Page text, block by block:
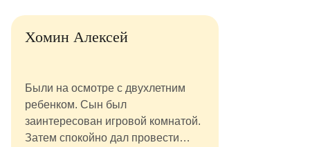
Хомин Алексей
Были на осмотре с двухлетним
ребенком. Сын был
заинтересован игровой комнатой.
Затем спокойно дал провести